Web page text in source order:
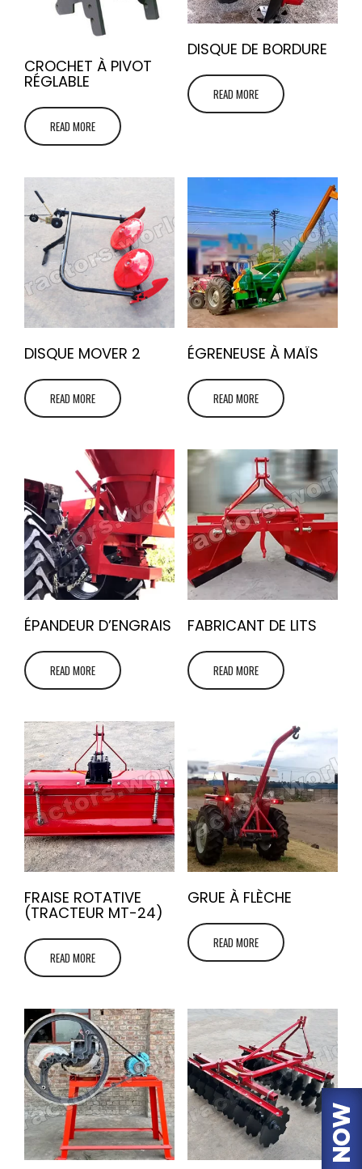
CROCHET À PIVOT
RÉGLABLE
READ MORE
DISQUE DE BORDURE
READ MORE
DISQUE MOVER 2
READ MORE
ÉGRENEUSE À MAÏS
READ MORE
ÉPANDEUR D’ENGRAIS
READ MORE
FABRICANT DE LITS
READ MORE
FRAISE ROTATIVE
(TRACTEUR MT-24)
READ MORE
GRUE À FLÈCHE
READ MORE